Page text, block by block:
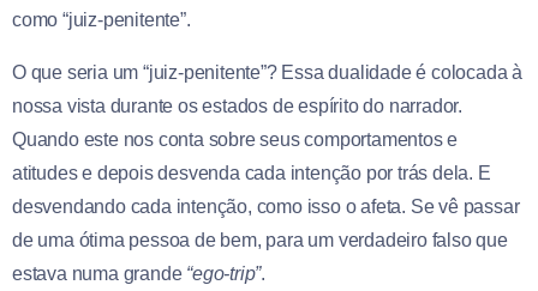
como “juiz-penitente”.
O que seria um “juiz-penitente”? Essa dualidade é colocada à
nossa vista durante os estados de espírito do narrador.
Quando este nos conta sobre seus comportamentos e
atitudes e depois desvenda cada intenção por trás dela. E
desvendando cada intenção, como isso o afeta. Se vê passar
de uma ótima pessoa de bem, para um verdadeiro falso que
estava numa grande “ego-trip”.